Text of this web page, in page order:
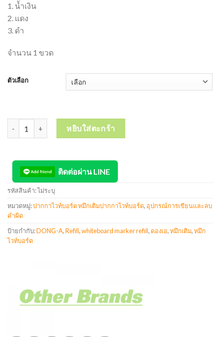
1. น้ำเงิน
2. แดง
3. ดำ
จำนวน 1 ขวด
ตัวเลือก
จำนวน หมึกเติมปากกาไวท์บอร์ด รีฟิล ดองเอ DONG-A Whiteboard
หยิบใส่ตะกร้า
ติดต่อผ่าน LINE
รหัสสินค้า:ไม่ระบุ
หมวดหมู่:ปากกาไวท์บอร์ด หมึกเติมปากกาไวท์บอร์ด, อุปกรณ์การเขียนและลบ
คำผิด
ป้ายกำกับ:DONG-A,Refill,whiteboard marker refill,ดองเอ,หมึกเติม,หมึก
ไวท์บอร์ด